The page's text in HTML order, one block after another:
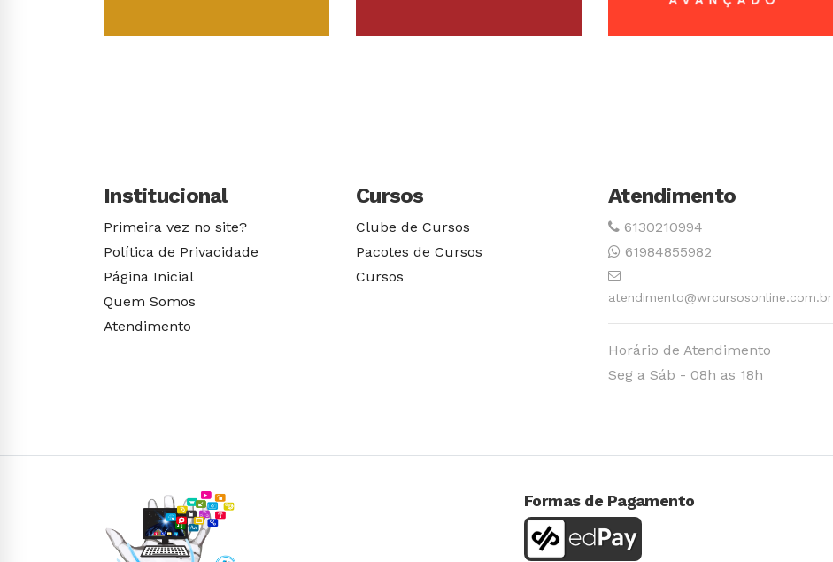
Institucional
Primeira vez no site?
Política de Privacidade
Página Inicial
Quem Somos
Atendimento
Cursos
Clube de Cursos
Pacotes de Cursos
Cursos
Atendimento
6130210994
61984855982
atendimento@wrcursosonline.com.br
Horário de Atendimento
Seg a Sáb - 08h as 18h
Formas de Pagamento